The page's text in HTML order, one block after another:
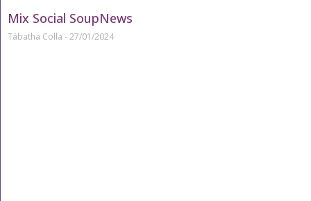
Mix Social SoupNews
Tábatha Colla 27/01/2024